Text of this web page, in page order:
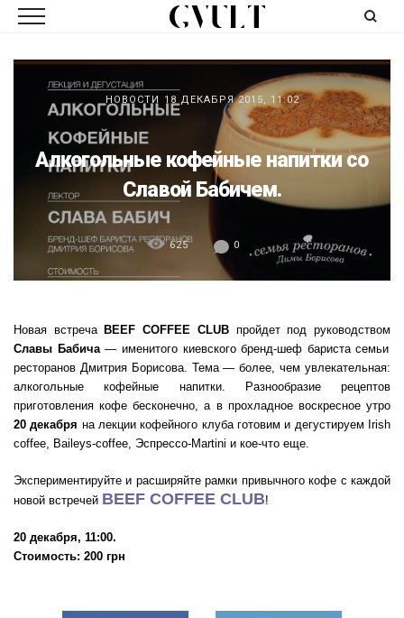
НОВОСТИ 18 ДЕКАБРЯ 2015, 11:02
Алкогольные кофейные напитки со
Славой Бабичем.
625 0
Новая встреча BEEF COFFEE CLUBпройдет под руководством
Славы Бабича— именитого киевского бренд-шеф бариста семьи
ресторанов Дмитрия Борисова. Тема — более, чем увлекательная:
алкогольные кофейные напитки. Разнообразие рецептов
приготовления кофе бесконечно, а в прохладное воскресное утро
20 декабря на лекции кофейного клуба готовим и дегустируем Irish
coffee, Baileys-coffee, Эспрессо-Martini и кое-что еще.
Экспериментируйте и расширяйте рамки привычного кофе с каждой
новой встречей BEEF COFFEE CLUB!
20 декабря, 11:00.
Стоимость: 200 грн